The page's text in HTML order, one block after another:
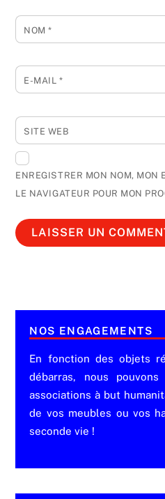
NOM*
E-MAIL *
SITE WEB
ENREGISTRER MON NOM, MON
LE NAVIGATEUR POUR MON
NOS ENGAGEMENTS
En fonction des objets
débarras, nous
associations à but
de vos meubles ou vos
seconde vie !